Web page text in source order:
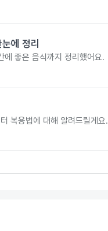
에 정리
에 좋은 음식까지 정리했어요.
복용법에 대해 알려드릴게요.